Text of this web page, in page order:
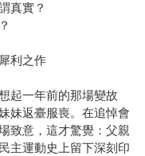
真實？
利之作
起一年前的那場變故
妹返臺服喪。在追悼會
致意，這才驚覺：父親
主運動史上留下深刻印